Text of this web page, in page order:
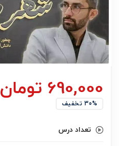
690,000 تومان
30% تخفیف
تعداد درس